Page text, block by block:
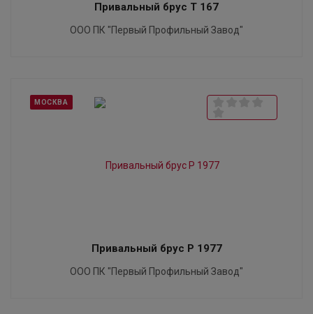
Привальный брус T 167
ООО ПК "Первый Профильный Завод"
МОСКВА
Привальный брус P 1977
ООО ПК "Первый Профильный Завод"